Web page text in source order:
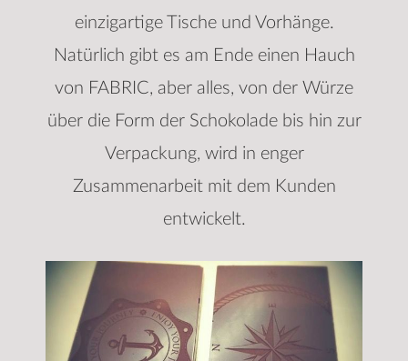
einzigartige Tische und Vorhänge.
Natürlich gibt es am Ende einen Hauch
von FABRIC, aber alles, von der Würze
über die Form der Schokolade bis hin zur
Verpackung, wird in enger
Zusammenarbeit mit dem Kunden
entwickelt.